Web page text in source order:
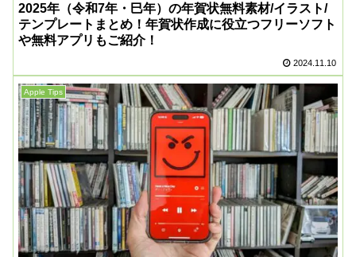
2025年（令和7年・巳年）の年賀状無料素材/イラスト/
テンプレートまとめ！年賀状作成に役立つフリーソフト
や無料アプリもご紹介！
2024.11.10
Apple Tips